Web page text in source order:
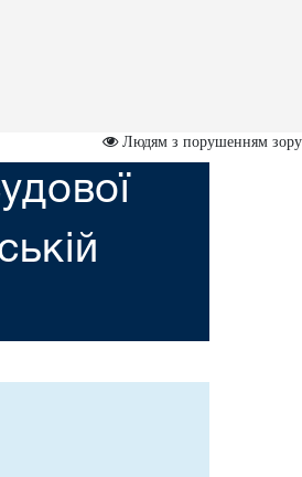
Людям з порушенням зору